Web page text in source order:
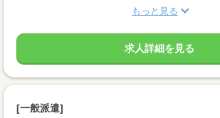
もっと見る
求人詳細を見る
[一般派遣]